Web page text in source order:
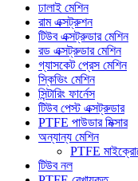
ঢালাই মেশিন
রাম এক্সট্রুশন
টিউব এক্সট্রুডার মেশিন
রড এক্সট্রুডার মেশিন
গ্যাসকেট প্রেস মেশিন
স্কিভিং মেশিন
সিন্টারিং ফার্নেস
টিউব পেস্ট এক্সট্রুডার
PTFE পাউডার মিক্সার
অন্যান্য মেশিন
PTFE
টিউব নল